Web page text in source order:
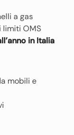
a gas
limiti OMS
in Italia
mobili e